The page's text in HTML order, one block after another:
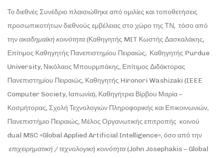
Το διεθνές Συνέδριο πλαισιώθηκε από ομιλίες και τοποθετήσεις
προσωπικοτήτων διεθνούς εμβέλειας στο χώρο της ΤΝ, τόσο από
τηνακαδημαϊκή κοινότητα(Καθηγητής MIT Κωστής Δασκαλάκης,
Επίτιμος Καθηγητής Πανεπιστημίου Πειραιώς, Καθηγητής Purdue
University, Νικόλαος Μπουρμπάκης, Επίτιμος Διδάκτορας
Πανεπιστημίου Πειραιώς, Καθηγητής Hironori Washizaki (IEEE
Computer Society, Ιαπωνία), Καθηγήτρια Βίρβου Μαρία –
Κοσμήτορας, Σχολή Τεχνολογιών Πληροφορικής και Επικοινωνιών,
Πανεπιστήμιο Πειραιώς, Μέλος Οργανωτικής επιτροπής κοινού
dual MSC «Global Applied Artificial Intelligence», όσο από την
επιχειρηματική / τεχνολογική κοινότητα(John Josephakis – Global